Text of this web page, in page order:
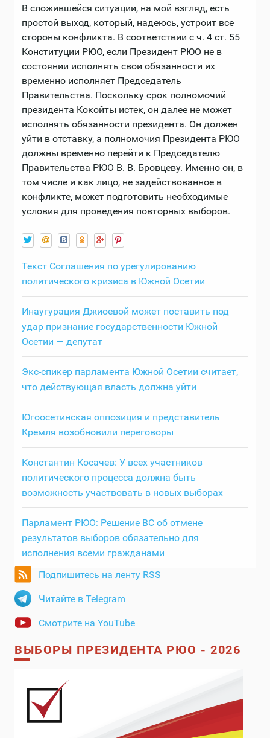
В сложившейся ситуации, на мой взгляд, есть
простой выход, который, надеюсь, устроит все
стороны конфликта. В соответствии с ч. 4 ст. 55
Конституции РЮО, если Президент РЮО не в
состоянии исполнять свои обязанности их
временно исполняет Председатель
Правительства. Поскольку срок полномочий
президента Кокойты истек, он далее не может
исполнять обязанности президента. Он должен
уйти в отставку, а полномочия Президента РЮО
должны временно перейти к Председателю
Правительства РЮО В. В. Бровцеву. Именно он, в
том числе и как лицо, не задействованное в
конфликте, может подготовить необходимые
условия для проведения повторных выборов.
Текст Соглашения по урегулированию
политического кризиса в Южной Осетии
Инаугурация Джиоевой может поставить под
удар признание государственности Южной
Осетии — депутат
Экс-спикер парламента Южной Осетии считает,
что действующая власть должна уйти
Югоосетинская оппозиция и представитель
Кремля возобновили переговоры
Константин Косачев: У всех участников
политического процесса должна быть
возможность участвовать в новых выборах
Парламент РЮО: Решение ВС об отмене
результатов выборов обязательно для
исполнения всеми гражданами
Подпишитесь на ленту RSS
Читайте в Telegram
Смотрите на YouTube
ВЫБОРЫ ПРЕЗИДЕНТА РЮО - 2026